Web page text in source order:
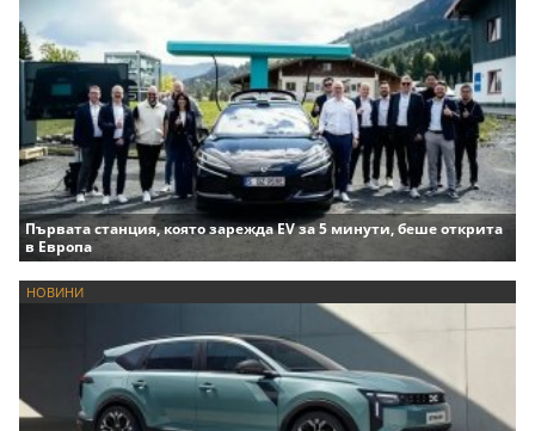
Първата станция, която зарежда EV за 5 минути, беше открита
в Европа
НОВИНИ